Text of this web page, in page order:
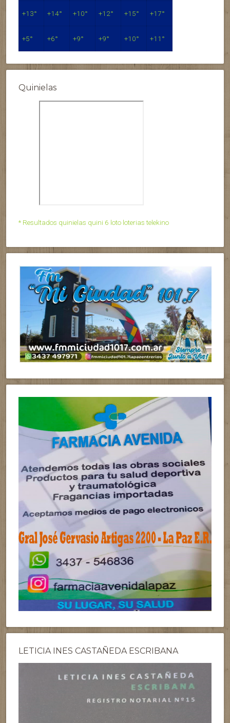
+13° +14° +10° +12° +15° +17°
+5° +6° +9° +9° +10° +11°
Quinielas
* Resultados quinielas quini 6 loto loterias telekino
LETICIA INES CASTAÑEDA ESCRIBANA